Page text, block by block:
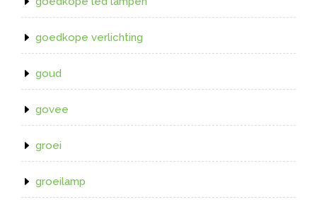
goedkope verlichting
goud
govee
groei
groeilamp